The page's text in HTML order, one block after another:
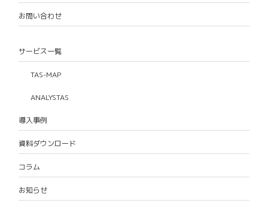
お問い合わせ
サービス一覧
TAS-MAP
ANALYSTAS
導入事例
資料ダウンロード
コラム
お知らせ